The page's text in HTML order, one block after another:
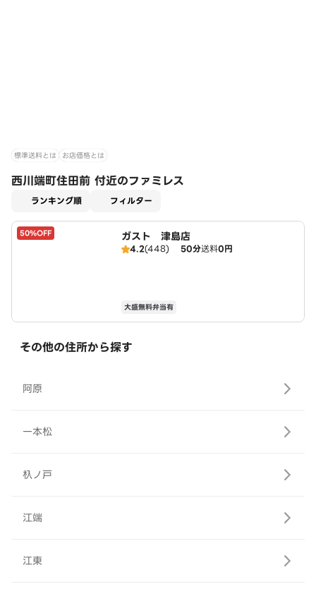
標準送料とは お店価格とは
西川端町住田前 付近のファミレス
ランキング順 フィルター
50%OFF ガスト 津島店
4.2(448) 50分送料0円
大盛無料弁当有
その他の住所から探す
阿原
一本松
杁ノ戸
江端
江東